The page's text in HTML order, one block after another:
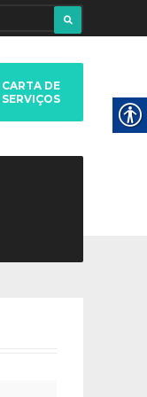
CARTA DE
SERVIÇOS